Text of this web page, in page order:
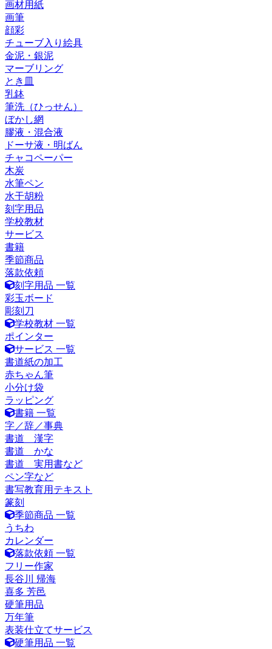
画材用紙
画筆
顔彩
チューブ入り絵具
金泥・銀泥
マーブリング
とき皿
乳鉢
筆洗（ひっせん）
ぼかし網
膠液・混合液
ドーサ液・明ばん
チャコペーパー
木炭
水筆ペン
水干胡粉
刻字用品
学校教材
サービス
書籍
季節商品
落款依頼
刻字用品 一覧
彩玉ボード
彫刻刀
学校教材 一覧
ポインター
サービス 一覧
書道紙の加工
赤ちゃん筆
小分け袋
ラッピング
書籍 一覧
字／辞／事典
書道 漢字
書道 かな
書道 実用書など
ペン字など
書写教育用テキスト
篆刻
季節商品 一覧
うちわ
カレンダー
落款依頼 一覧
フリー作家
長谷川 帰海
喜多 芳邑
硬筆用品
万年筆
表装仕立てサービス
硬筆用品 一覧